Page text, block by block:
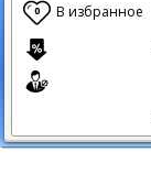
0 В избранное